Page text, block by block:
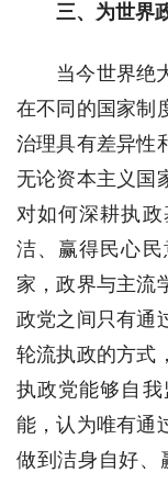
三、为世界
当今世界绝
在不同的国家制
治理具有差异性
无论资本主义国
对如何深耕执
洁、赢得民心
家，政界与主流
政党之间只有通
轮流执政的方式
执政党能够自
能，认为唯有通
做到洁身自好、